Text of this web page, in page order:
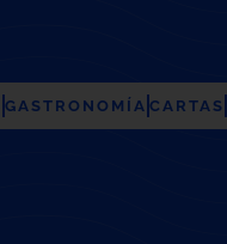
GASTRONOMÍA CARTAS